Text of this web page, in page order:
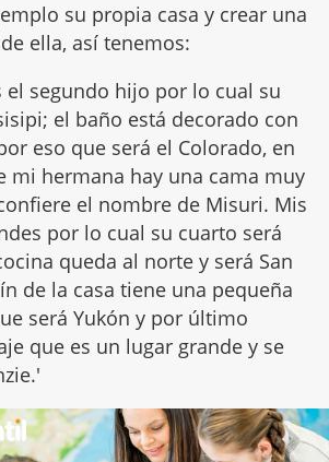
su propia casa y crear una
ella, así tenemos:
el segundo hijo por lo cual su
el baño está decorado con
eso que será el Colorado, en
mi hermana hay una cama muy
el nombre de Misuri. Mis
por lo cual su cuarto será
queda al norte y será San
de la casa tiene una pequeña
será Yukón y por último
que es un lugar grande y se